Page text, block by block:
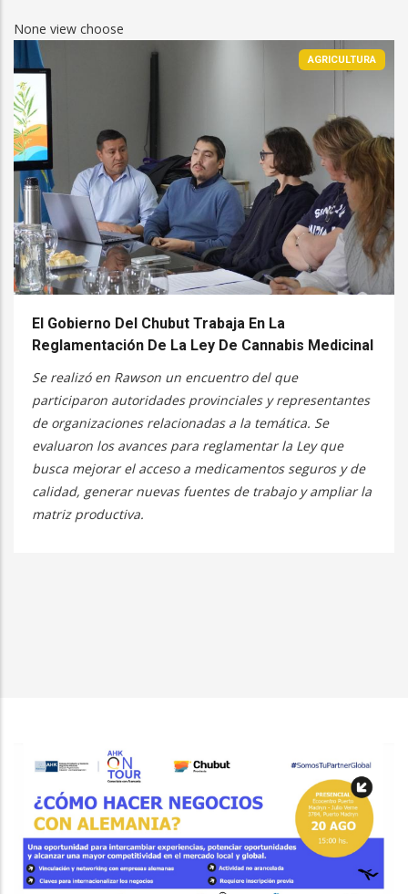
None view choose
AGRICULTURA
El Gobierno Del Chubut Trabaja En La
Reglamentación De La Ley De Cannabis Medicinal
Se realizó en Rawson un encuentro del que
participaron autoridades provinciales y representantes
de organizaciones relacionadas a la temática. Se
evaluaron los avances para reglamentar la Ley que
busca mejorar el acceso a medicamentos seguros y de
calidad, generar nuevas fuentes de trabajo y ampliar la
matriz productiva.